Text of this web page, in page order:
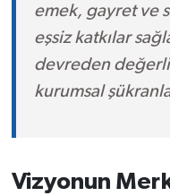
emek, gayret ve
eşsiz katkılar
devreden değerli
kurumsal
Vizyonun